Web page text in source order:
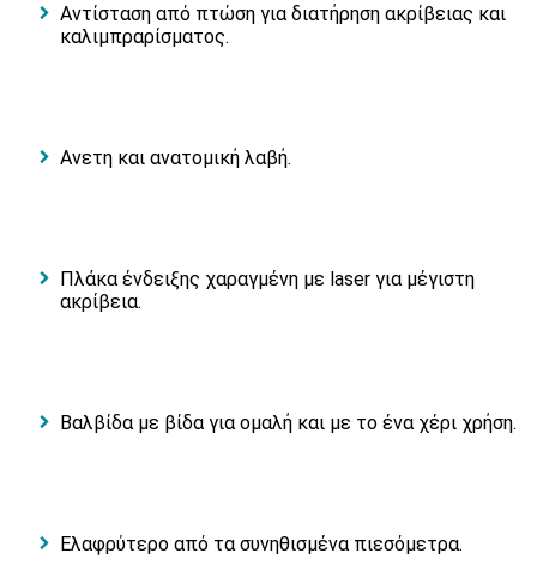
Αντίσταση από πτώση για διατήρηση ακρίβειας και
καλιμπραρίσματος.
Ανετη και ανατομική λαβή.
Πλάκα ένδειξης χαραγμένη με laser για μέγιστη
ακρίβεια.
Βαλβίδα με βίδα για ομαλή και με το ένα χέρι χρήση.
Ελαφρύτερο από τα συνηθισμένα πιεσόμετρα.